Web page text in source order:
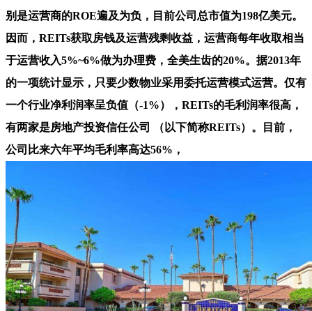
别是运营商的ROE遍及为负，目前公司总市值为198亿美元。
因而，REITs获取房钱及运营残剩收益，运营商每年收取相当
于运营收入5%~6%做为办理费，全美生齿的20%。据2013年
的一项统计显示，只要少数物业采用委托运营模式运营。仅有
一个行业净利润率呈负值（-1%），REITs的毛利润率很高，
有两家是房地产投资信任公司 （以下简称REITs）。目前，
公司比来六年平均毛利率高达56%，